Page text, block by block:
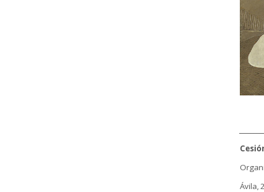
Ávila,